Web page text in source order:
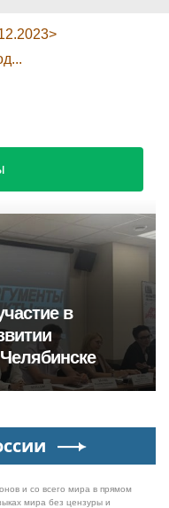
в
и со всего мира в прямом
мира без цензуры и